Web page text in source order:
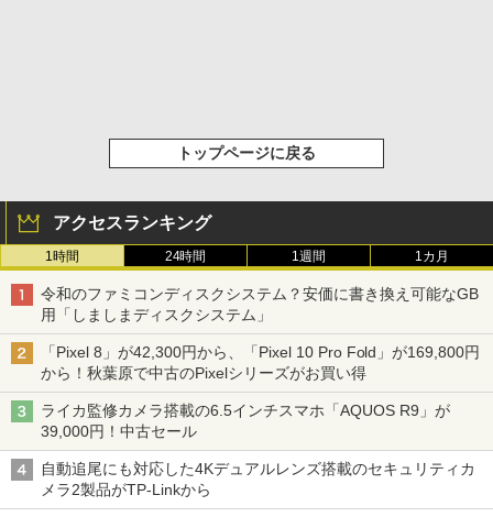
トップページに戻る
アクセスランキング
1時間 24時間 1週間 1カ月
令和のファミコンディスクシステム？安価に書き換え可能なGB
用「しましまディスクシステム」
「Pixel 8」が42,300円から、「Pixel 10 Pro Fold」が169,800円
から！秋葉原で中古のPixelシリーズがお買い得
ライカ監修カメラ搭載の6.5インチスマホ「AQUOS R9」が
39,000円！中古セール
自動追尾にも対応した4Kデュアルレンズ搭載のセキュリティカ
メラ2製品がTP-Linkから